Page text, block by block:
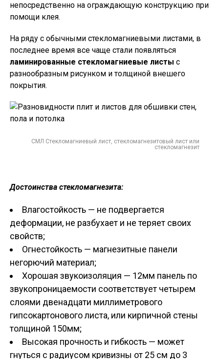
непосредственно на ограждающую конструкцию при
помощи клея.
На ряду с обычными стекломагниевыми листами, в
последнее время все чаще стали появляться
ламинированные стекломагниевые листы с
разнообразным рисунком и толщиной внешего
покрытия.
СМЛ Стекломагниевый лист, стекломагнезитовый лист или
стекломагнезит
Достоинства стекломагнезита:
Влагостойкость — не подвергается
деформации, не разбухает и не теряет своих
свойств;
Огнестойкость — магнезитные панели
негорючий материал;
Хорошая звукоизоляция — 12мм панель по
звукопроницаемости соответствует четырем
слоями двенадцати миллиметрового
гипсокартонового листа, или кирпичной стены
толщиной 150мм;
Высокая прочность и гибкость — может
гнуться с радиусом кривизны от 25 см до 3